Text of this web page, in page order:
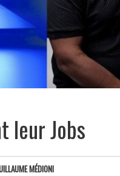
leur Jobs
MÉDIONI